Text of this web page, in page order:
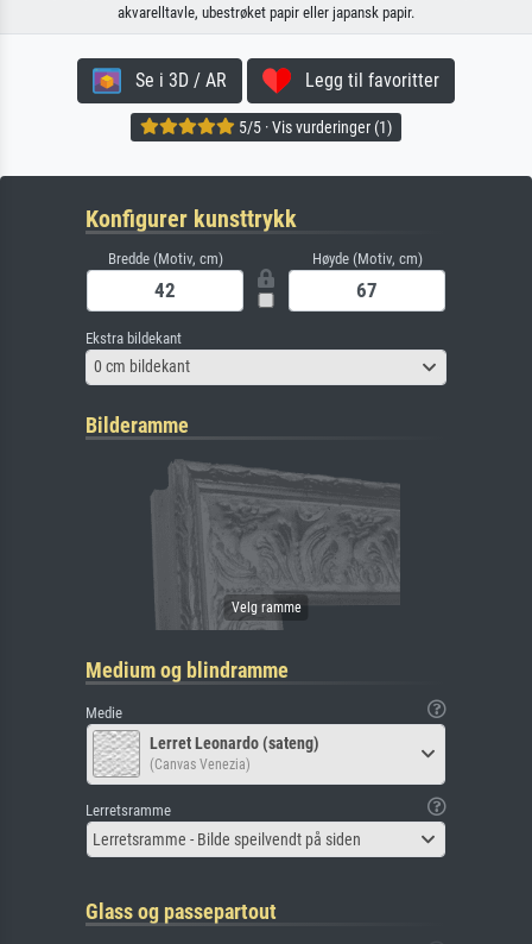
akvarelltavle, ubestrøket papir eller japansk papir.
Se i 3D / AR Legg til favoritter
5/5 · Vis vurderinger (1)
Konfigurer kunsttrykk
Bredde (Motiv, cm) Høyde (Motiv, cm)
Ekstra bildekant
0 cm bildekant
Bilderamme
Medium og blindramme
Medie
Lerret Leonardo (sateng)
(Canvas Venezia)
Lerretsramme
Lerretsramme - Bilde speilvendt på siden
Glass og passepartout